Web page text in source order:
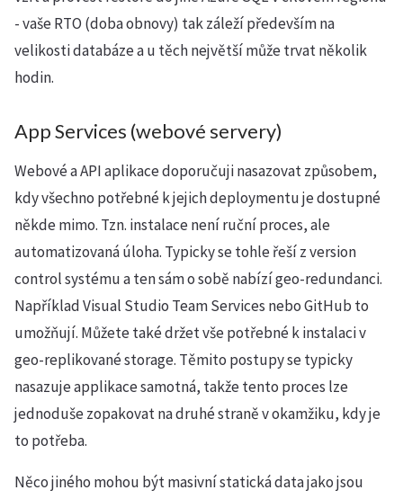
- vaše RTO (doba obnovy) tak záleží především na
velikosti databáze a u těch největší může trvat několik
hodin.
App Services (webové servery)
Webové a API aplikace doporučuji nasazovat způsobem,
kdy všechno potřebné k jejich deploymentu je dostupné
někde mimo. Tzn. instalace není ruční proces, ale
automatizovaná úloha. Typicky se tohle řeší z version
control systému a ten sám o sobě nabízí geo-redundanci.
Například Visual Studio Team Services nebo GitHub to
umožňují. Můžete také držet vše potřebné k instalaci v
geo-replikované storage. Těmito postupy se typicky
nasazuje applikace samotná, takže tento proces lze
jednoduše zopakovat na druhé straně v okamžiku, kdy je
to potřeba.
Něco jiného mohou být masivní statická data jako jsou